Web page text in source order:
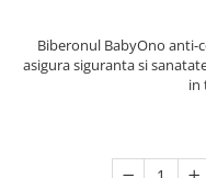
Suporti metalici cadite
Biberonul BabyOno anti-
asigura siguranta si
in